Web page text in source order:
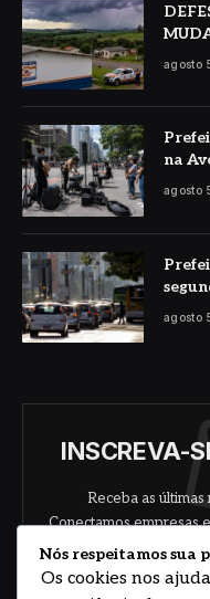
agosto
na
agosto
agosto
INSCREVA-
Receba as
Conectamos empresas
e
Nós respeitamos sua
Os cookies nos